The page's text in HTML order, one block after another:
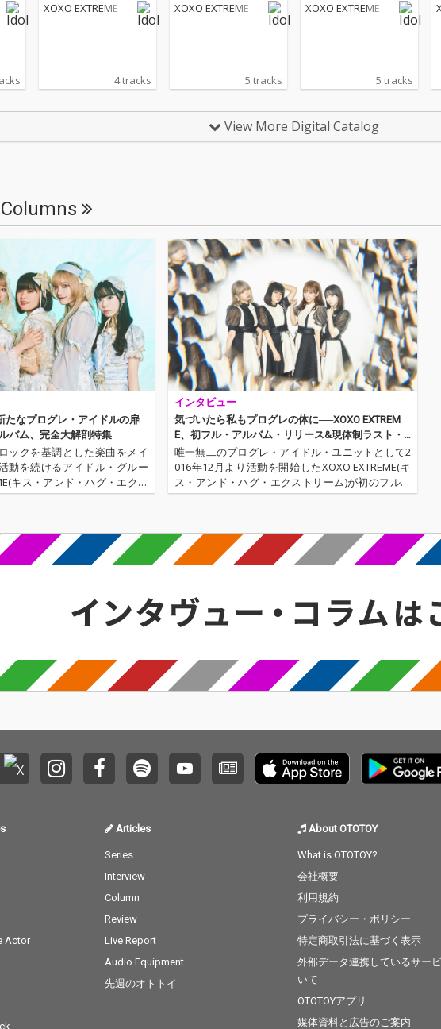
XOXO EXTREME
4 tracks
XOXO EXTREME
5 tracks
XOXO EXTREME
5 tracks
View More Digital Catalog
たなプログレ・アイドルの扉
バム、完全大解剖特集
ックを基調とした楽曲をメイ
動を続けるアイドル・グルー
キス・アンド・ハグ・エクス
たなメンバーとして現役東大
インタビュー
気づいたら私もプログレの体に──XOXO EXTREM
E、初フル・アルバム・リリース&現体制ラスト・
インタヴュー!
唯一無二のプログレ・アイドル・ユニットとして2
016年12月より活動を開始したXOXO EXTREME(キ
ス・アンド・ハグ・エクストリーム)が初のフル・
アルバム『The Both Sides Of The Bloom』をリリ
Actor
Articles
Series
Interview
Column
Review
Live Report
Audio Equipment
先週のオトトイ
About OTOTOY
What is OTOTOY?
会社概要
利用規約
プライバシー・ポリシー
特定商取引法に基づく表示
外部データ連携しているサー
いて
OTOTOYアプリ
媒体資料と広告のご案内